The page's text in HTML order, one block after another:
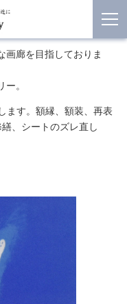
画廊を目指しておりま
。
ます。額縁、額装、再表
、シートのズレ直し